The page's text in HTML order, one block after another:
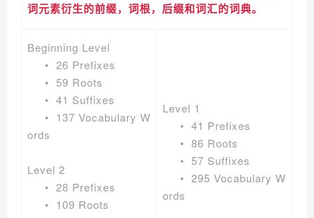
词元素衍生的前缀，词根，后缀和词汇的词典。
Beginning Level
• 26 Prefixes
• 59 Roots
• 41 Suffixes
• 137 Vocabulary W
ords
Level 2
• 28 Prefixes
• 109 Roots
Level 1
• 41 Prefixes
• 86 Roots
• 57 Suffixes
• 295 Vocabulary W
ords